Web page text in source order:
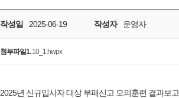
작성일 2025-06-19 작성자 운영자
첨부파일1. 10_1.hwpx
2025년 신규입사자 대상 부패신고 모의훈련 결과보고